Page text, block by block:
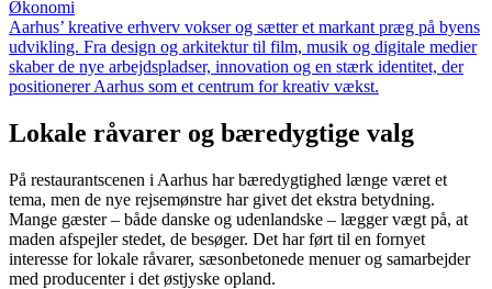
Økonomi
Aarhus’ kreative erhverv vokser og sætter et markant præg på byens
udvikling. Fra design og arkitektur til film, musik og digitale medier
skaber de nye arbejdspladser, innovation og en stærk identitet, der
positionerer Aarhus som et centrum for kreativ vækst.
Lokale råvarer og bæredygtige valg
På restaurantscenen i Aarhus har bæredygtighed længe været et
tema, men de nye rejsemønstre har givet det ekstra betydning.
Mange gæster – både danske og udenlandske – lægger vægt på, at
maden afspejler stedet, de besøger. Det har ført til en fornyet
interesse for lokale råvarer, sæsonbetonede menuer og samarbejder
med producenter i det østjyske opland.